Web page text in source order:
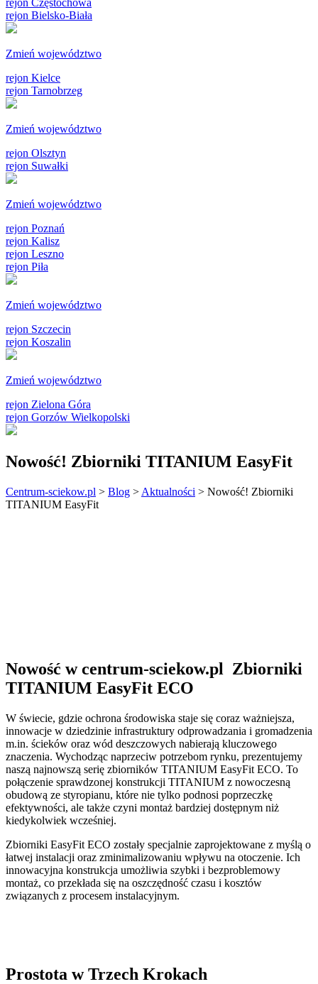
rejon Częstochowa
rejon Bielsko-Biała
Zmień województwo
rejon Kielce
rejon Tarnobrzeg
Zmień województwo
rejon Olsztyn
rejon Suwałki
Zmień województwo
rejon Poznań
rejon Kalisz
rejon Leszno
rejon Piła
Zmień województwo
rejon Szczecin
rejon Koszalin
Zmień województwo
rejon Zielona Góra
rejon Gorzów Wielkopolski
Nowość! Zbiorniki TITANIUM EasyFit
Centrum-sciekow.pl > Blog > Aktualności > Nowość! Zbiorniki
TITANIUM EasyFit
Nowość w centrum-sciekow.pl Zbiorniki
TITANIUM EasyFit ECO
W świecie, gdzie ochrona środowiska staje się coraz ważniejsza,
innowacje w dziedzinie infrastruktury odprowadzania i gromadzenia
m.in. ścieków oraz wód deszczowych nabierają kluczowego
znaczenia. Wychodząc naprzeciw potrzebom rynku, prezentujemy
naszą najnowszą serię zbiorników TITANIUM EasyFit ECO. To
połączenie sprawdzonej konstrukcji TITANIUM z nowoczesną
obudową ze styropianu, które nie tylko podnosi poprzeczkę
efektywności, ale także czyni montaż bardziej dostępnym niż
kiedykolwiek wcześniej.
Zbiorniki EasyFit ECO zostały specjalnie zaprojektowane z myślą o
łatwej instalacji oraz zminimalizowaniu wpływu na otoczenie. Ich
innowacyjna konstrukcja umożliwia szybki i bezproblemowy
montaż, co przekłada się na oszczędność czasu i kosztów
związanych z procesem instalacyjnym.
Prostota w Trzech Krokach